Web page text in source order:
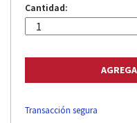
Cantidad:
Transacción segura